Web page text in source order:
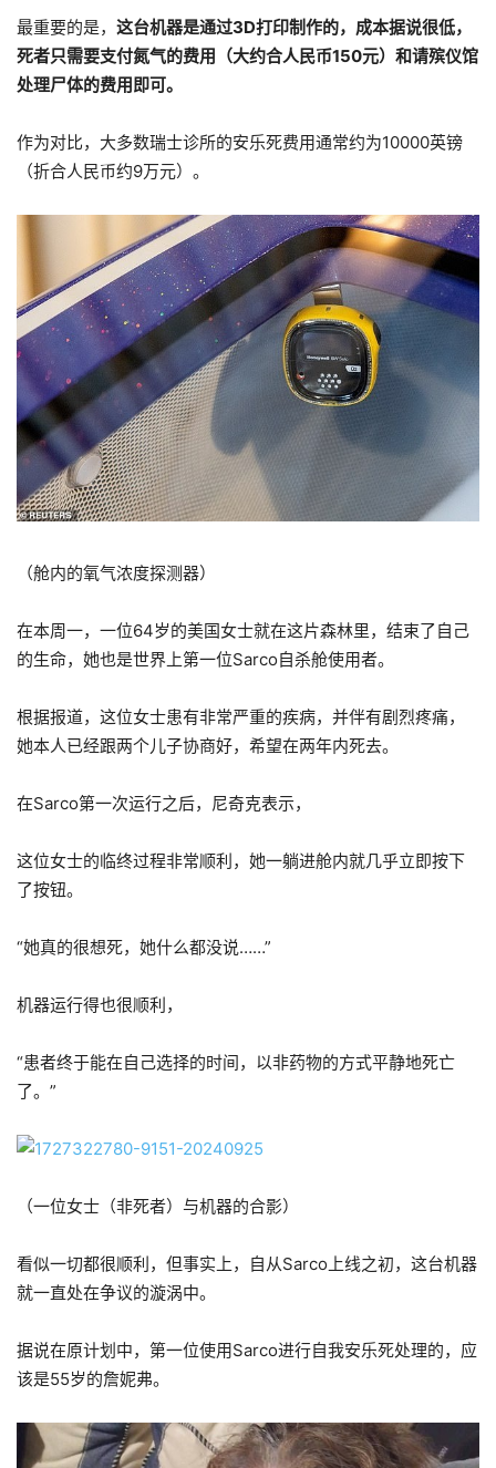
最重要的是， 这台机器是通过3D打印制作的，成本据说很低，
死者只需要支付氮气的费用（大约合人民币150元）和请殡仪馆
处理尸体的费用即可。
作为对比，大多数瑞士诊所的安乐死费用通常约为10000英镑
（折合人民币约9万元）。
（舱内的氧气浓度探测器）
在本周一，一位64岁的美国女士就在这片森林里，结束了自己
的生命，她也是世界上第一位Sarco自杀舱使用者。
根据报道，这位女士患有非常严重的疾病，并伴有剧烈疼痛，
她本人已经跟两个儿子协商好，希望在两年内死去。
在Sarco第一次运行之后，尼奇克表示，
这位女士的临终过程非常顺利，她一躺进舱内就几乎立即按下
了按钮。
“她真的很想死，她什么都没说……”
机器运行得也很顺利，
“患者终于能在自己选择的时间，以非药物的方式平静地死亡
了。”
（一位女士（非死者）与机器的合影）
看似一切都很顺利，但事实上，自从Sarco上线之初，这台机器
就一直处在争议的漩涡中。
据说在原计划中，第一位使用Sarco进行自我安乐死处理的，应
该是55岁的詹妮弗。